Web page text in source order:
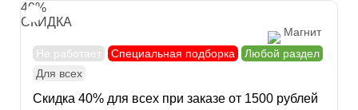
40%
СКИДКА
Магнит
Не работает
Специальная подборка
Любой раздел
Для всех
Скидка 40% для всех при заказе от 1500 рублей